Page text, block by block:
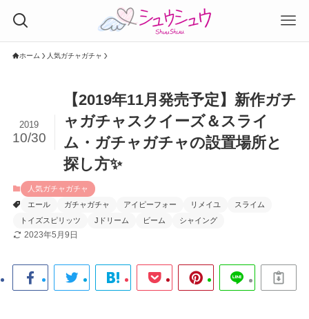
ホーム 人気ガチャガチャ
【2019年11月発売予定】新作ガチ
ャガチャスクイーズ＆スライ
ム・ガチャガチャの設置場所と
探し方✨
2019
10/30
人気ガチャガチャ
エール
ガチャガチャ アイピーフォー リメイユ
スライム
トイズスピリッツ
Jドリーム ビーム シャイング
2023年5月9日